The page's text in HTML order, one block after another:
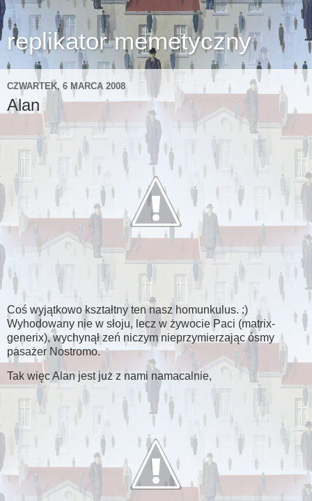
replikator memetyczny
CZWARTEK, 6 MARCA 2008
Alan
Coś wyjątkowo kształtny ten nasz homunkulus. :)
Wyhodowany nie w słoju, lecz w żywocie Paci (matrix-
generix), wychynął zeń niczym nieprzymierzając ósmy
pasażer Nostromo.
Tak więc Alan jest już z nami namacalnie,